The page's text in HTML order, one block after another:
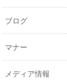
ブログ
マナー
メディア情報